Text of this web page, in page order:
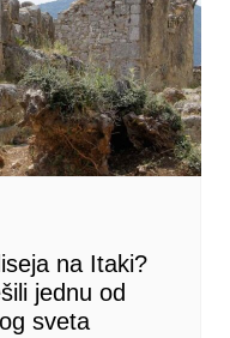
na Itaki?
jednu od
sveta